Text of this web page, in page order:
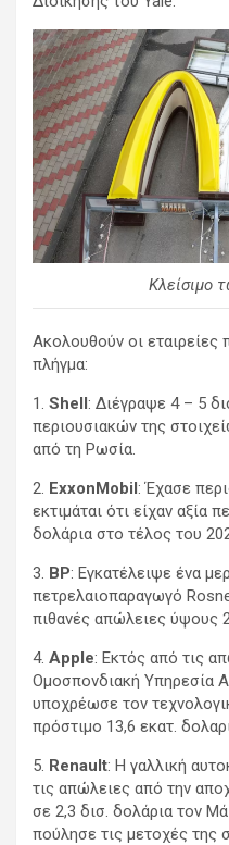
Κλείσιμο
Ακολουθούν οι εταιρείες
πλήγμα:
1. Shell: Διέγραψε 4 – 5
περιουσιακών της
από τη Ρωσία.
2. ExxonMobil: Έχασε
εκτιμάται ότι είχαν αξία
δολάρια στο τέλος του
3. BP: Εγκατέλειψε ένα
πετρελαιοπαραγωγό
πιθανές απώλειες ύψους
4. Apple: Εκτός από τις
Ομοσπονδιακή Υπηρεσία
υποχρέωσε τον
πρόστιμο 13,6 εκατ.
5. Renault: Η γαλλική
τις απώλειες από την
σε 2,3 δισ. δολάρια τον
πούλησε τις μετοχές της